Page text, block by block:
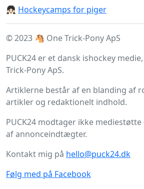
👧🏻 Hockeycamps for piger
© 2023 🐴 One Trick-Pony ApS
PUCK24 er et dansk ishockey
Trick-Pony ApS.
Artiklerne består af en blanding af
artikler og redaktionelt indhold.
PUCK24 modtager ikke
af annonceindtægter.
Kontakt mig på hello@puck24.dk
Følg med på Facebook